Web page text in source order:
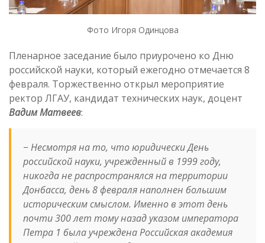
Фото Игоря Одинцова
Пленарное заседание было приурочено ко Дню
российской науки, который ежегодно отмечается 8
февраля. Торжественно открыл мероприятие
ректор ЛГАУ, кандидат технических наук, доцент
Вадим Матвеев:
−Несмотря на то, что юридически День
российской науки, учрежденный в 1999 году,
никогда не распространялся на территории
Донбасса, день 8 февраля наполнен большим
историческим смыслом. Именно в этот день
почти 300 лет тому назад указом императора
Петра 1 была учреждена Российская академия